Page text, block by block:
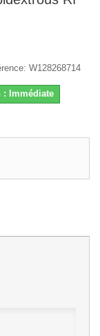
W128268714
: Immédiate